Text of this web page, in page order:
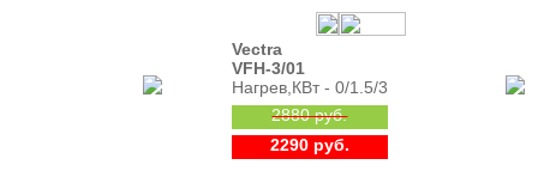
Vectra
VFH-3/01
Нагрев,КВт - 0/1.5/3
2880 руб.
2290 руб.